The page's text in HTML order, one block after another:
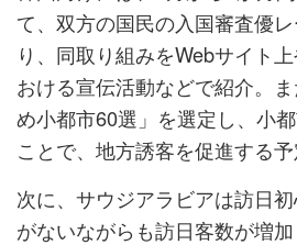
て、双方の国民の入国審査優
り、同取り組みをWebサイト
おける宣伝活動などで紹介。
め小都市60選」を選定し、小
ことで、地方誘客を促進する予
次に、サウジアラビアは訪日
がないながらも訪日客数が増加